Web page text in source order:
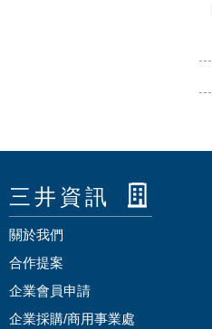
三井資訊
關於我們
合作提案
企業會員申請
企業採購/商用事業處